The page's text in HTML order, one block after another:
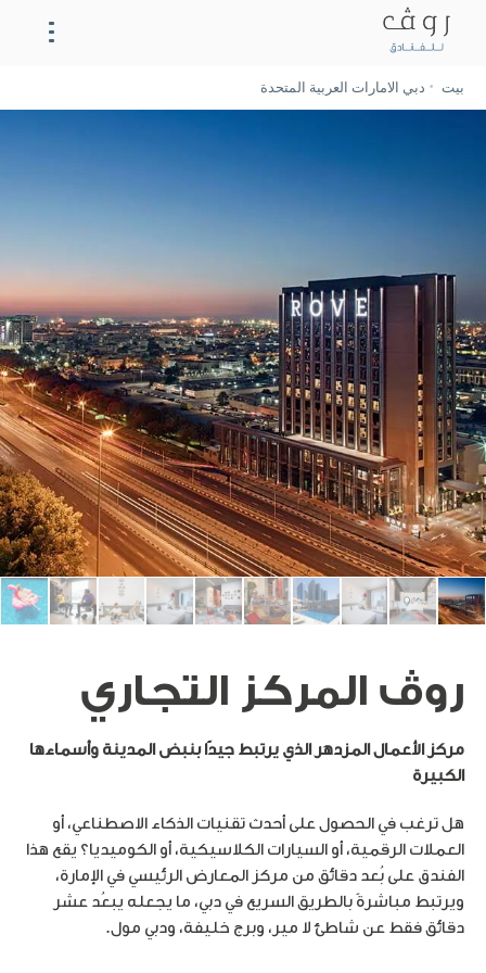
روڤ المركز التجاري
الحي
تناول الطعام
الاجتماعات
معرض الصور
العروض
جهة الاتصال
Русский
مدونة
روڤ هوم
بيت دبي الامارات العربية المتحدة
روڤ المركز التجاري
مركز الأعمال المزدهر الذي يرتبط جيدًا بنبض المدينة وأسماءها
الكبيرة
هل ترغب في الحصول على أحدث تقنيات الذكاء الاصطناعي، أو
العملات الرقمية، أو السيارات الكلاسيكية، أو الكوميديا؟ يقع هذا
الفندق على بُعد دقائق من مركز المعارض الرئيسي في الإمارة،
ويرتبط مباشرةً بالطريق السريع في دبي، ما يجعله يبعُد عشر
دقائق فقط عن شاطئ لا مير، وبرج خليفة، ودبي مول.